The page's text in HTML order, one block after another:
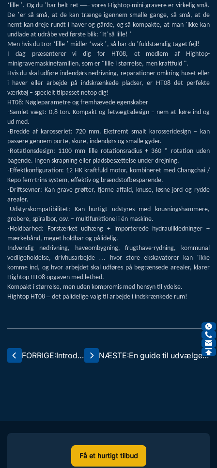
‘lille ’. Og du ’har helt ret —– vores Hightop-mini-gravere er virkelig små.
De ’er så små, at de kan trænge igennem smalle gange, så små, at de
nemt kan dreje rundt i haver og gårde, og så kompakte, at man ’ikke kan
undlade at udråbe ved første blik: ‘It’så lille! ’
Men hvis du tror ‘lille ’ midler ‘svak ’, så har du ’fuldstændig taget fejl!
I dag præsenterer vi dig for HT08, et medlem af Hightop-
minigravemaskinefamilien, som er “lille i størrelse, men kraftfuld ”.
Hvis du skal udføre indendørs nedrivning, reparationer omkring huset eller
i haver eller arbejde på indskrænkede pladser, er HT08 det perfekte
værktøj – specielt tilpasset netop dig!
HT08: Nøgleparametre og fremhævede egenskaber
·Samlet vægt: 0,8 ton. Kompakt og letvægtsdesign – nem at køre ind og
ud med.
· Bredde af karosseriet: 720 mm. Ekstremt smalt karosseridesign – kan
passere gennem porte, skure, indendørs og smalle gyder.
· Rotationsdesign: 1100 mm lille rotationsradius + 360 ° rotation uden
bagende. Ingen skrapning eller pladsbesættelse under drejning.
· Effektkonfiguration: 12 HK kraftfuld motor, kombineret med Changchai /
Kepo fem-trins system, effektiv og brændstofbesparende.
· Driftsevner: Kan grave grøfter, fjerne affald, knuse, løsne jord og rydde
arealer.
· Udstyrskompatibilitet: Kan hurtigt udstyres med knusningshammere,
grebere, spiralbor, osv. – multifunktionel i én maskine.
· Holdbarhed: Forstærket udhæng + importerede hydraulikledninger +
mærkebånd, meget holdbar og pålidelig.
Indvendig nedrivning, haveombygning, frugthave-rydning, kommunal
vedligeholdelse, drivhusarbejde … hvor store ekskavatorer kan ’ikke
komme ind, og hvor arbejdet skal udføres på begrænsede arealer, klarer
Hightop HT08 opgaven med lethed.
Kompakt i størrelse, men uden kompromis med hensyn til ydelse.
Hightop HT08 – det pålidelige valg til arbejde i indskrænkede rum!
FORRIGE:Introdu
NÆSTE:En guide til udvælgels
Få et hurtigt tilbud